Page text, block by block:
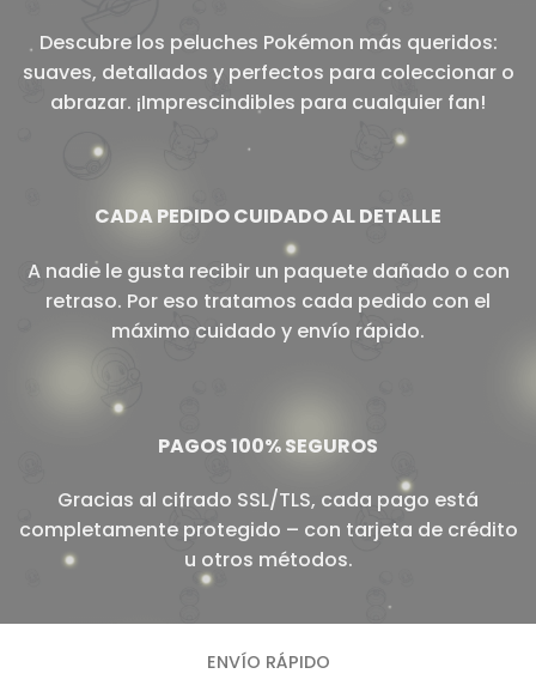
Descubre los peluches Pokémon más queridos:
suaves, detallados y perfectos para coleccionar o
abrazar. ¡Imprescindibles para cualquier fan!
CADA PEDIDO CUIDADO AL DETALLE
A nadie le gusta recibir un paquete dañado o con
retraso. Por eso tratamos cada pedido con el
máximo cuidado y envío rápido.
PAGOS 100% SEGUROS
Gracias al cifrado SSL/TLS, cada pago está
completamente protegido – con tarjeta de crédito
u otros métodos.
ENVÍO RÁPIDO